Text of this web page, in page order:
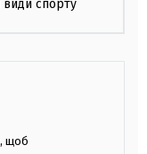
види спорту
щоб